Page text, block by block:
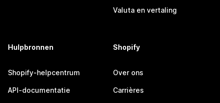
Valuta en vertaling
Hulpbronnen
Shopify-helpcentrum
API-documentatie
Shopify
Over ons
Carrières